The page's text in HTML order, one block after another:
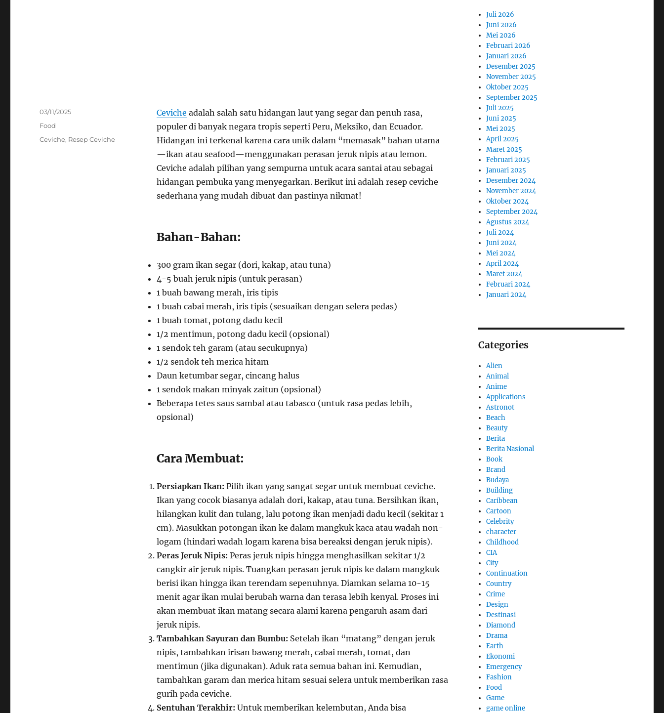
Ceviche adalah salah satu hidangan laut yang segar dan penuh rasa,
populer di banyak negara tropis seperti Peru, Meksiko, dan Ecuador.
Hidangan ini terkenal karena cara unik dalam “memasak” bahan utama
—ikan atau seafood—menggunakan perasan jeruk nipis atau lemon.
Ceviche adalah pilihan yang sempurna untuk acara santai atau sebagai
hidangan pembuka yang menyegarkan. Berikut ini adalah resep ceviche
sederhana yang mudah dibuat dan pastinya nikmat!
Bahan-Bahan:
300 gram ikan segar (dori, kakap, atau tuna)
4-5 buah jeruk nipis (untuk perasan)
1 buah bawang merah, iris tipis
1 buah cabai merah, iris tipis (sesuaikan dengan selera pedas)
1 buah tomat, potong dadu kecil
1/2 mentimun, potong dadu kecil (opsional)
1 sendok teh garam (atau secukupnya)
1/2 sendok teh merica hitam
Daun ketumbar segar, cincang halus
1 sendok makan minyak zaitun (opsional)
Beberapa tetes saus sambal atau tabasco (untuk rasa pedas lebih,
opsional)
Cara Membuat:
Persiapkan Ikan: Pilih ikan yang sangat segar untuk membuat ceviche.
Ikan yang cocok biasanya adalah dori, kakap, atau tuna. Bersihkan ikan,
hilangkan kulit dan tulang, lalu potong ikan menjadi dadu kecil (sekitar 1
cm). Masukkan potongan ikan ke dalam mangkuk kaca atau wadah non-
logam (hindari wadah logam karena bisa bereaksi dengan jeruk nipis).
Peras Jeruk Nipis: Peras jeruk nipis hingga menghasilkan sekitar 1/2
cangkir air jeruk nipis. Tuangkan perasan jeruk nipis ke dalam mangkuk
berisi ikan hingga ikan terendam sepenuhnya. Diamkan selama 10-15
menit agar ikan mulai berubah warna dan terasa lebih kenyal. Proses ini
akan membuat ikan matang secara alami karena pengaruh asam dari
jeruk nipis.
Tambahkan Sayuran dan Bumbu: Setelah ikan “matang” dengan jeruk
nipis, tambahkan irisan bawang merah, cabai merah, tomat, dan
mentimun (jika digunakan). Aduk rata semua bahan ini. Kemudian,
tambahkan garam dan merica hitam sesuai selera untuk memberikan rasa
gurih pada ceviche.
Sentuhan Terakhir: Untuk memberikan kelembutan, Anda bisa
Posted
03/11/2025
Categories
Food
Tags
Ceviche, Resep Ceviche
Juli 2026
Juni 2026
Mei 2026
Februari 2026
Januari 2026
Desember 2025
November 2025
Oktober 2025
September 2025
Juli 2025
Juni 2025
Mei 2025
April 2025
Maret 2025
Februari 2025
Januari 2025
Desember 2024
November 2024
Oktober 2024
September 2024
Agustus 2024
Juli 2024
Juni 2024
Mei 2024
April 2024
Maret 2024
Februari 2024
Januari 2024
Categories
Alien
Animal
Anime
Applications
Astronot
Beach
Beauty
Berita
Berita Nasional
Book
Brand
Budaya
Building
Caribbean
Cartoon
Celebrity
character
Childhood
CIA
City
Continuation
Country
Crime
Design
Destinasi
Diamond
Drama
Earth
Ekonomi
Emergency
Fashion
Food
Game
game online